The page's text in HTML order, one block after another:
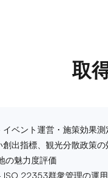
取
ベント運営・施策効果測
出指標、観光分散政策の
の魅力度評価
22353群衆管理の運